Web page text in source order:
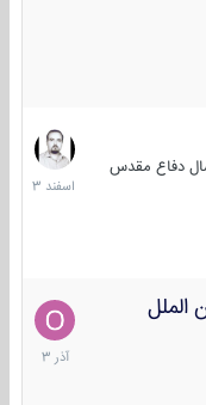
دفاع مقدس
20
اسفند
1403
21
آذر
1403